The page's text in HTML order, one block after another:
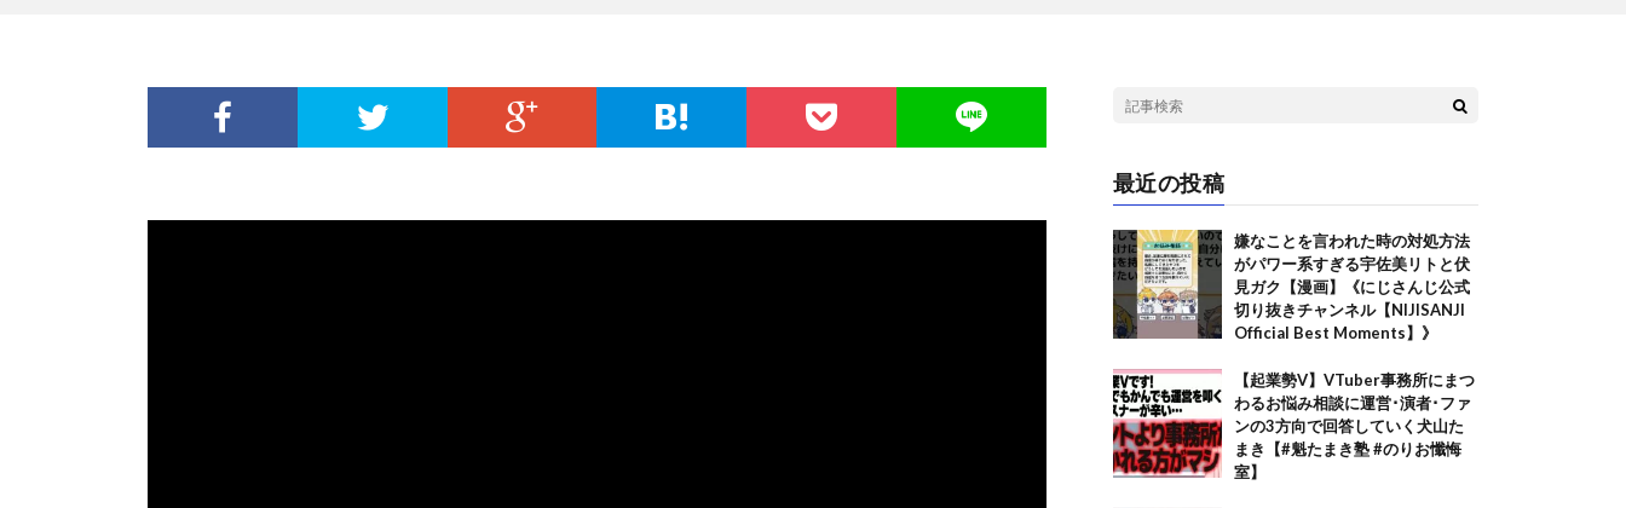
最近の投稿
嫌なことを言われた時の対処方法
がパワー系すぎる宇佐美リトと伏
見ガク【漫画】《にじさんじ公式
切り抜きチャンネル【NIJISANJI
Official Best Moments】》
【起業勢V】VTuber事務所にまつ
わるお悩み相談に運営･演者･ファ
ンの3方向で回答していく犬山た
まき【#魁たまき塾 #のりお懺悔
室】